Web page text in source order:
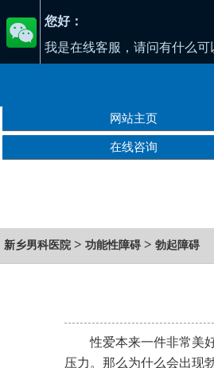
网站主页
在线咨询
新乡男科医院 > 功能性障碍 > 勃起障碍
性爱本来一件非常美
压力。那么为什么会出现
您好：
我是在线客服，请问有什么可